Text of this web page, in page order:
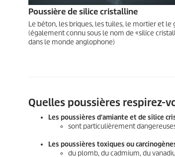
Poussière de silice cristalline
Le béton, les briques, les tuiles, le mortier et le
(également connu sous le nom de «silice
dans le monde anglophone)
Quelles poussières respirez-
Les poussières d'amiante et de silice
sont particulièrement
Les poussières toxiques ou
du plomb, du cadmium, du